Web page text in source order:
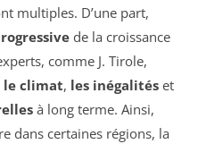
multiples. D’une part,
de la croissance
comme J. Tirole,
le climat, les inégalités et
à long terme. Ainsi,
dans certaines régions, la